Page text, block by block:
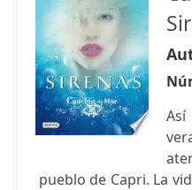
pueblo de Capri. La